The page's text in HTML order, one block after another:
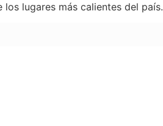
lugares más calientes del país.